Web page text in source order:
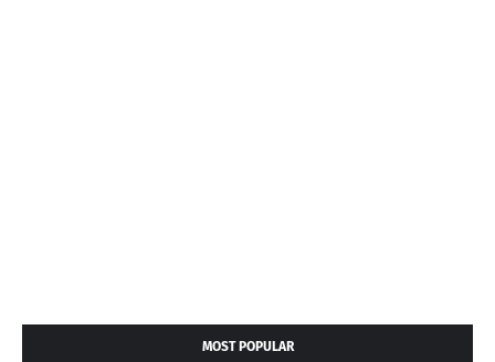
MOST POPULAR